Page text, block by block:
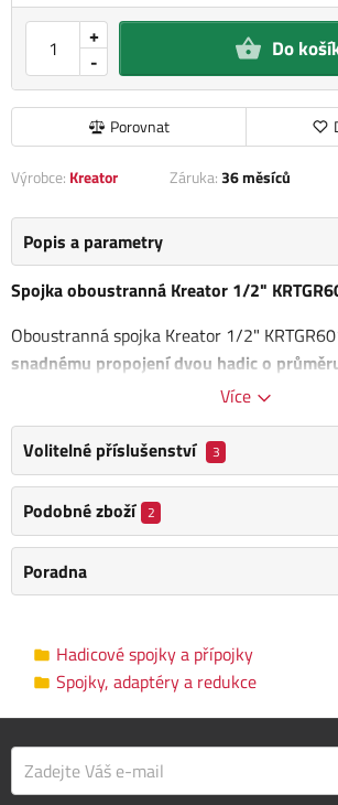
-
+ Do
Porovnat
Výrobce: Kreator Záruka:36 měsíců
Popis a parametry
Spojka oboustranná Kreator 1/2"
Oboustranná spojka Kreator 1/2"
snadnému propojení dvou hadic o
můžete prodloužit dosah své zahradní
Průměr: 1/2"
Obsah balení:
Spojka oboustranná Kreator 1/2"
Výrobce
Kreator
Materiál
Hmotnost
0.1 kg
Průměr hadice
1/2"
Více
Volitelné příslušenství 3
Podobné zboží 2
Poradna
Hadicové spojky a přípojky
Spojky, adaptéry a redukce